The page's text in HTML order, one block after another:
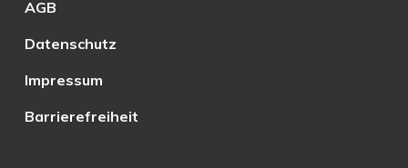
AGB
Datenschutz
Impressum
Barrierefreiheit